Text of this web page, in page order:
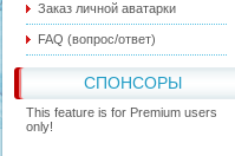
Заказ личной аватарки
FAQ (вопрос/ответ)
СПОНСОРЫ
This feature is for Premium users
only!